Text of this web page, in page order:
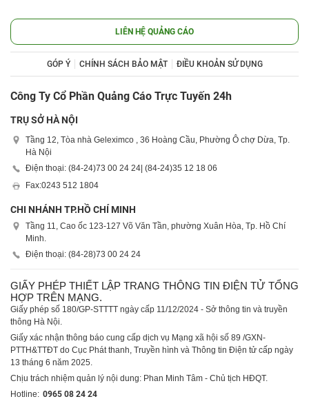
LIÊN HỆ QUẢNG CÁO
GÓP Ý CHÍNH SÁCH BẢO MẬT ĐIỀU KHOẢN SỬ DỤNG
Công Ty Cổ Phần Quảng Cáo Trực Tuyến 24h
TRỤ SỞ HÀ NỘI
Tầng 12, Tòa nhà Geleximco , 36 Hoàng Cầu, Phường Ô chợ Dừa, Tp.
Hà Nội
Điện thoại: (84-24)73 00 24 24 | (84-24)35 12 18 06
Fax:0243 512 1804
CHI NHÁNH TP.HỒ CHÍ MINH
Tầng 11, Cao ốc 123-127 Võ Văn Tần, phường Xuân Hòa, Tp. Hồ Chí
Minh.
Điện thoại: (84-28)73 00 24 24
GIẤY PHÉP THIẾT LẬP TRANG THÔNG TIN ĐIỆN TỬ TỔNG
HỢP TRÊN MẠNG.
Giấy phép số 180/GP-STTTT ngày cấp 11/12/2024 - Sở thông tin và truyền
thông Hà Nội.
Giấy xác nhận thông báo cung cấp dịch vụ Mạng xã hội số 89 /GXN-
PTTH&TTĐT do Cục Phát thanh, Truyền hình và Thông tin Điện tử cấp ngày
13 tháng 6 năm 2025.
Chịu trách nhiệm quản lý nội dung: Phan Minh Tâm - Chủ tịch HĐQT.
Hotline: 0965 08 24 24